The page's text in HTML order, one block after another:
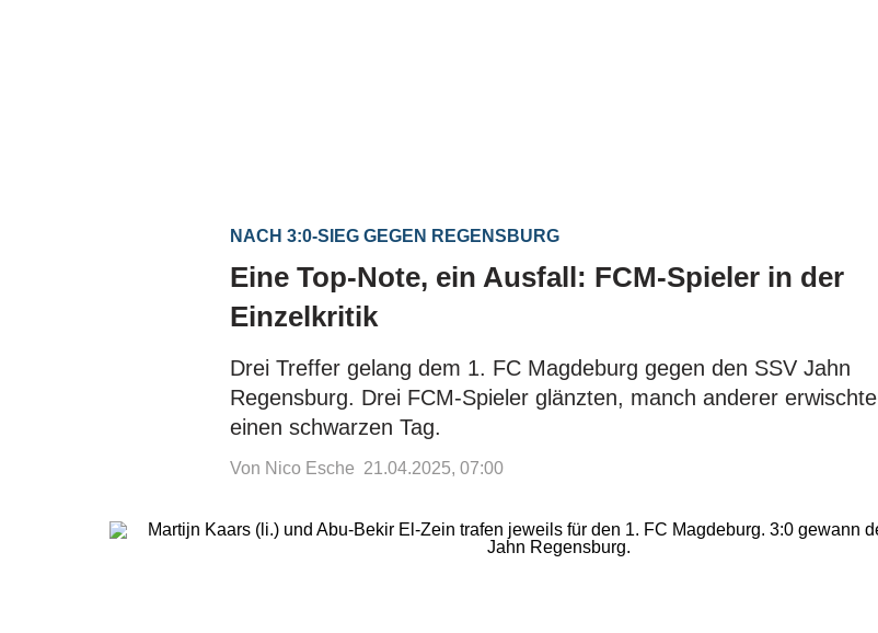
NACH 3:0-SIEG GEGEN REGENSBURG
Eine Top-Note, ein Ausfall: FCM-Spieler in der
Einzelkritik
Drei Treffer gelang dem 1. FC Magdeburg gegen den SSV Jahn
Regensburg. Drei FCM-Spieler glänzten, manch anderer erwischte
einen schwarzen Tag.
Von Nico Esche 21.04.2025, 07:00